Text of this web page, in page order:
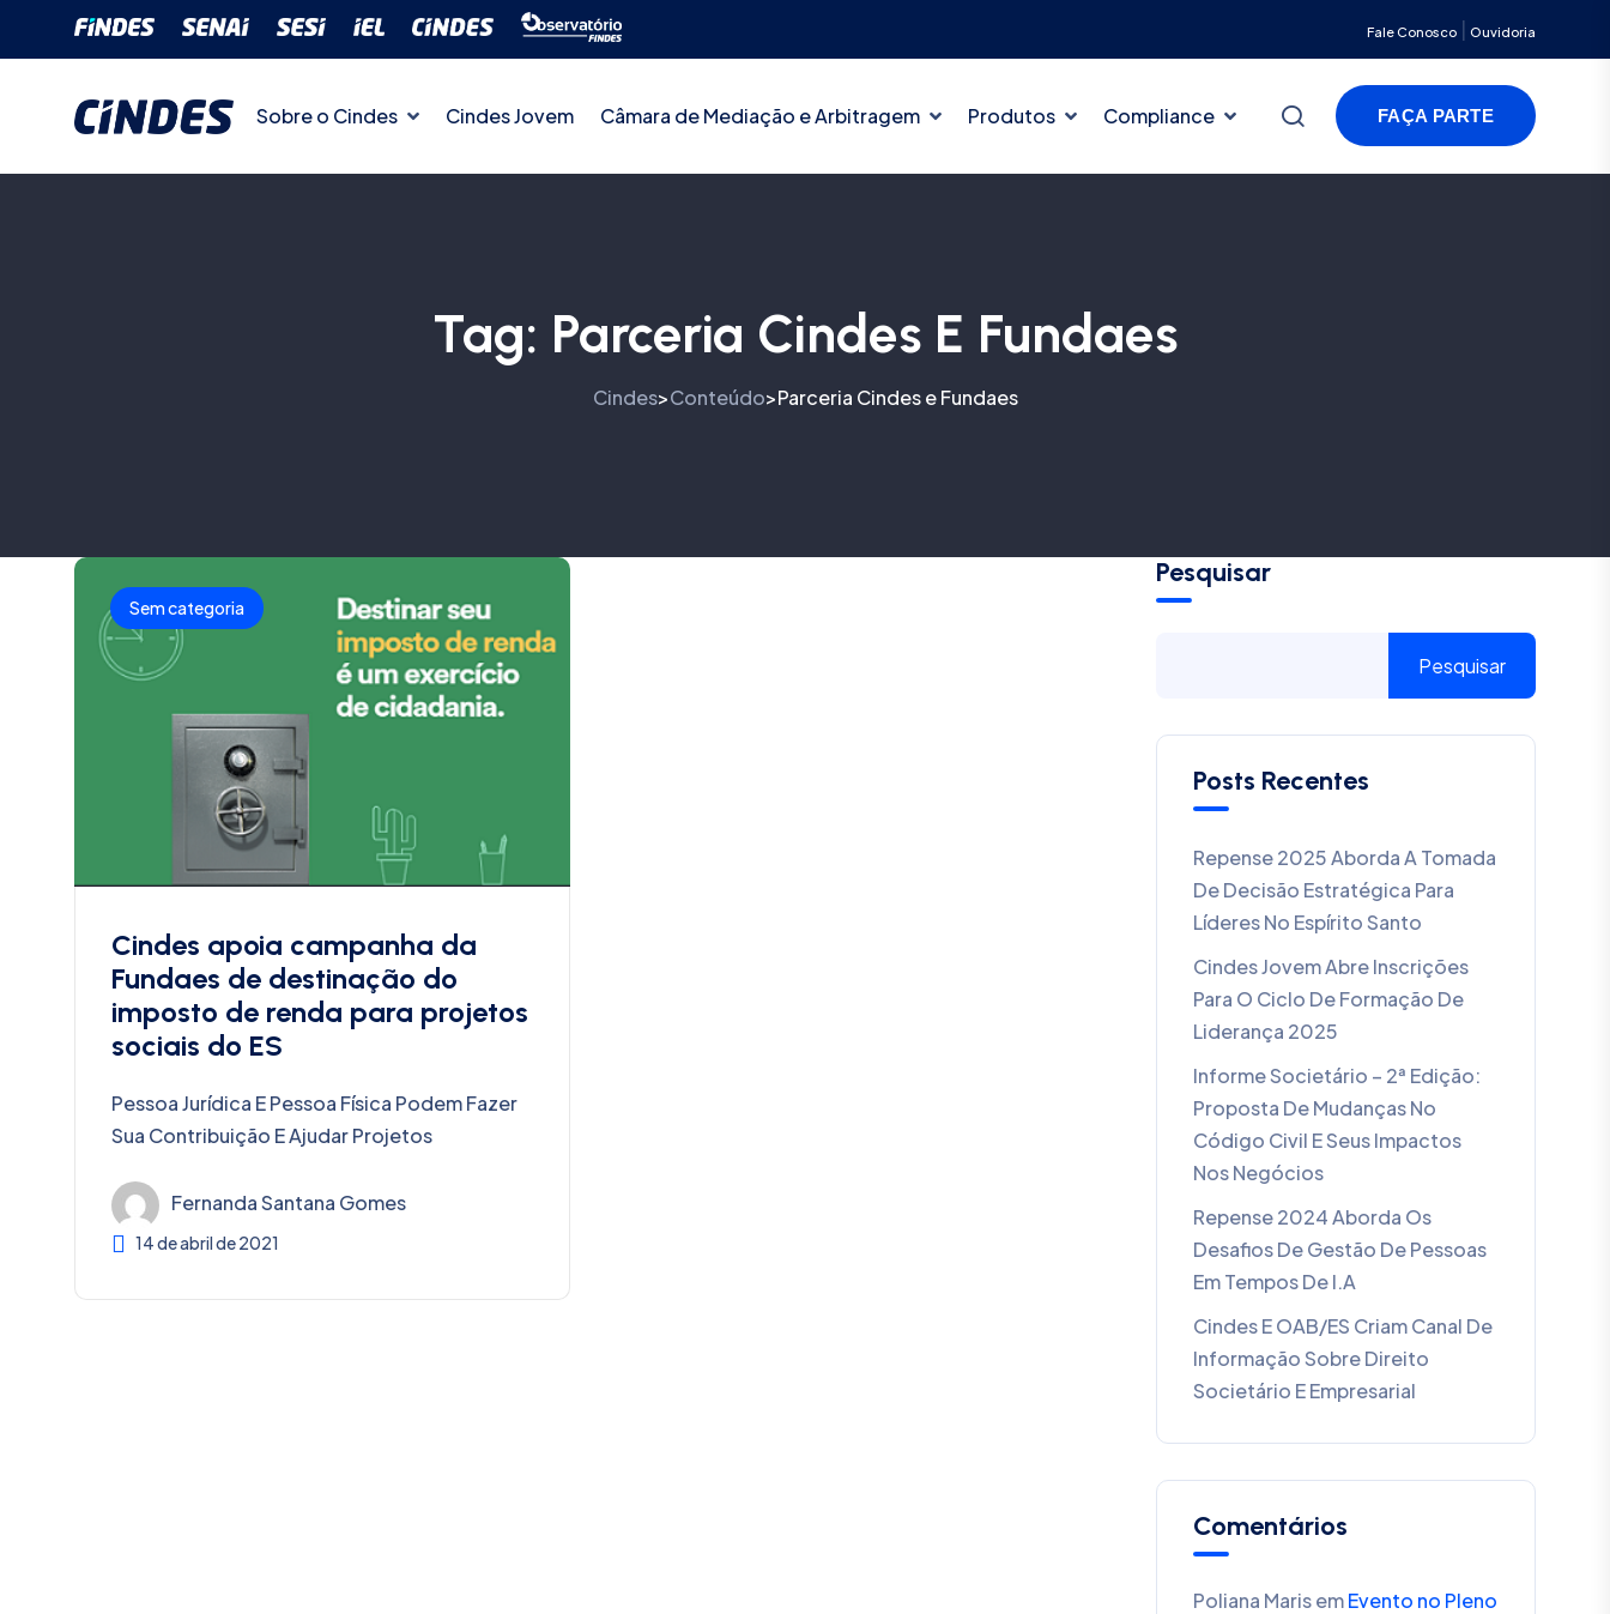
Fale Conosco| Ouvidoria
Sobre o Cindes Cindes Jovem Câmara de Mediação e Arbitragem Produtos Compliance FAÇA PARTE
Tag: Parceria Cindes E Fundaes
Cindes>Conteúdo>Parceria Cindes e Fundaes
Sem categoria
Cindes apoia campanha da
Fundaes de destinação do
imposto de renda para projetos
sociais do ES
Pessoa Jurídica E Pessoa Física Podem Fazer
Sua Contribuição E Ajudar Projetos
Fernanda Santana Gomes
14 de abril de 2021
Pesquisar
Pesquisar
Posts Recentes
Repense 2025 Aborda A Tomada
De Decisão Estratégica Para
Líderes No Espírito Santo
Cindes Jovem Abre Inscrições
Para O Ciclo De Formação De
Liderança 2025
Informe Societário – 2ª Edição:
Proposta De Mudanças No
Código Civil E Seus Impactos
Nos Negócios
Repense 2024 Aborda Os
Desafios De Gestão De Pessoas
Em Tempos De I.A
Cindes E OAB/ES Criam Canal De
Informação Sobre Direito
Societário E Empresarial
Comentários
Poliana MarisemEvento no Pleno